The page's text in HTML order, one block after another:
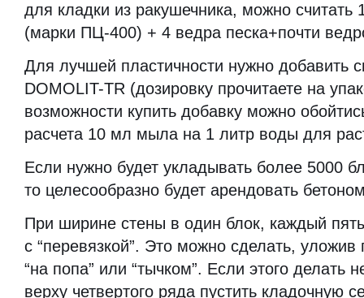
для кладки из ракушечника, можно считать
(марки ПЦ-400) + 4 ведра песка+почти
Для лучшей пластичности нужно добавить
DOMOLIT-TR (дозировку прочитаете на
возможности купить добавку можно
расчета 10 мл мыла на 1 литр воды для
Если нужно будет укладывать более 5000
то целесообразно будет арендовать
При ширине стены в один блок, каждый
с “перевязкой”. Это можно сделать,
“на попа” или “тычком”. Если этого делать
верху четвертого ряда пустить кладочную